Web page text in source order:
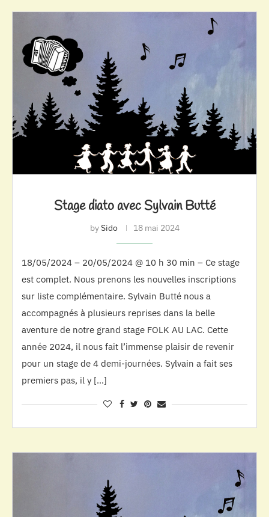
Stage diato avec Sylvain Butté
bySido 18 mai 2024
18/05/2024 – 20/05/2024 @ 10 h 30 min – Ce stage
est complet. Nous prenons les nouvelles inscriptions
sur liste complémentaire. Sylvain Butté nous a
accompagnés à plusieurs reprises dans la belle
aventure de notre grand stage FOLK AU LAC. Cette
année 2024, il nous fait l’immense plaisir de revenir
pour un stage de 4 demi-journées. Sylvain a fait ses
premiers pas, il y […]